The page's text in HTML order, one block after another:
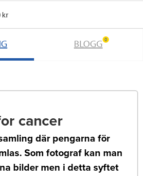
kr
BLOGG 0
cancer
där pengarna för
Som fotograf kan man
bilder men i detta syftet